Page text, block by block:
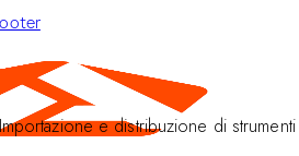
e distribuzione di strumenti